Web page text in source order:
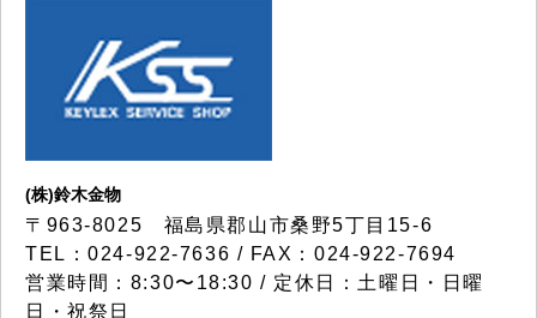
(株)鈴木金物
〒963-8025 福島県郡山市桑野5丁目15-6
TEL：024-922-7636 / FAX：024-922-7694
営業時間：8:30〜18:30 / 定休日：土曜日・日曜
日・祝祭日